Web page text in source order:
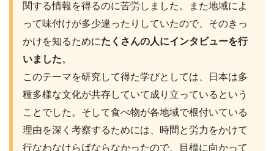
関する情報を得るのに苦労しました。また地域によ
って味付けが多少違ったりしていたので、そのきっ
かけを知るためにたくさんの人にインタビューを行
いました。
このテーマを研究して得た学びとしては、日本は多
種多様な文化が共存していて成り立っているという
ことでした。そして食べ物が各地域で根付いている
理由を深く考察するためには、時間と労力をかけて
行なわなけらばならなかったので、目標に向かって